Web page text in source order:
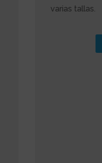
varias tallas.